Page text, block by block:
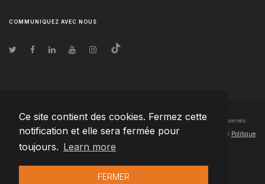
Ce site contient des cookies. Fermez cette
notification et elle sera fermée pour
toujours. Learn more
FERMER
COMMUNIQUEZ AVEC NOUS
© Droits d'auteur2026 Team Extension SA France- Tous les droits sont réservés
Changelog● En utilisant ce site, vous acceptez nos Conditions d'utilisation et Politique
de confidentialité